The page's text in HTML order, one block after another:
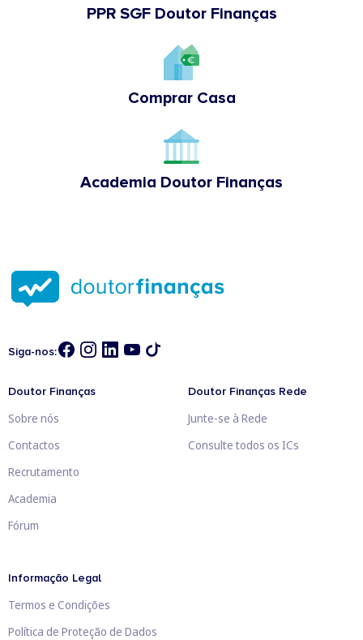
PPR SGF Doutor Finanças
Comprar Casa
Academia Doutor Finanças
Siga-nos:
Doutor Finanças
Sobre nós
Contactos
Recrutamento
Academia
Fórum
Doutor Finanças Rede
Junte-se à Rede
Consulte todos os ICs
Informação Legal
Termos e Condições
Política de Proteção de Dados